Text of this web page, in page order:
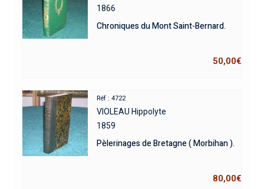
1866
Chroniques du Mont Saint-Bernard.
50,00€
Réf : 4722
VIOLEAU Hippolyte
1859
Pèlerinages de Bretagne ( Morbihan ).
80,00€